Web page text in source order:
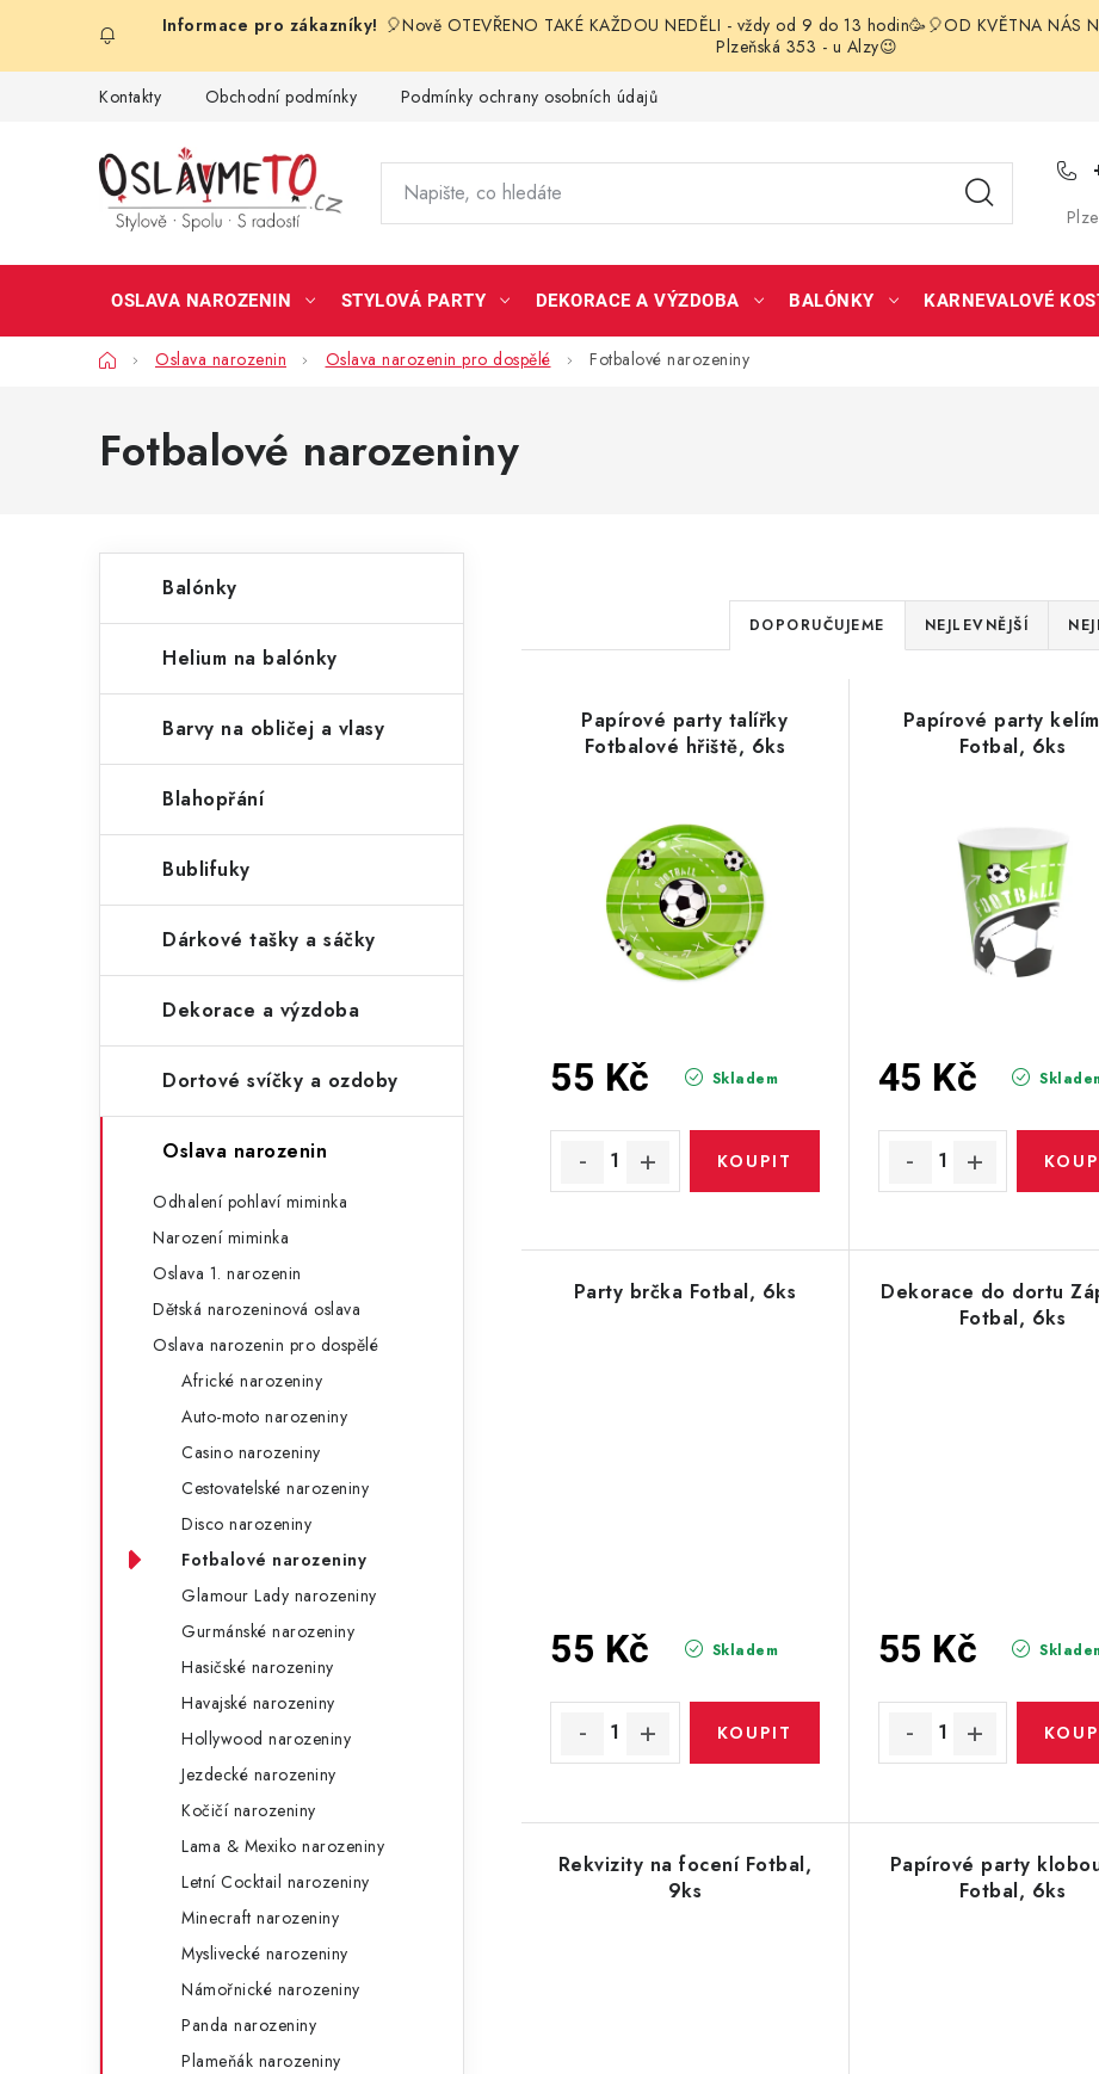
obsah
🎈Nově OTEVŘENO TAKÉ KAŽDOU NEDĚLI - vždy od 9 do 13 hodin🥳🎈OD KVĚTNA NÁS
Plzeňská 353 - u Alzy😉
Kontakty Obchodní podmínky Podmínky ochrany osobních údajů
OSLAVA NAROZENIN STYLOVÁ PARTY DEKORACE A VÝZDOBA BALÓNKY KARNEVALOVÉ
DomůOslava narozenin Oslava narozenin pro dospělé Fotbalové narozeniny
Fotbalové narozeniny
o
t
r
n
n
p
e
kategorie
a
e
o
i
Balónky
Helium na balónky
Barvy na obličej a vlasy
Blahopřání
Bublifuky
Dárkové tašky a sáčky
Dekorace a výzdoba
Dortové svíčky a ozdoby
Oslava narozenin
Odhalení pohlaví miminka
Narození miminka
Oslava 1. narozenin
Dětská narozeninová oslava
Oslava narozenin pro dospělé
Africké narozeniny
Auto-moto narozeniny
Casino narozeniny
Cestovatelské narozeniny
Disco narozeniny
Fotbalové narozeniny
Glamour Lady narozeniny
Gurmánské narozeniny
Hasičské narozeniny
Havajské narozeniny
Hollywood narozeniny
Jezdecké narozeniny
Kočičí narozeniny
Lama & Mexiko narozeniny
Letní Cocktail narozeniny
Minecraft narozeniny
Myslivecké narozeniny
Námořnické narozeniny
Panda narozeniny
Plameňák narozeniny
Ř
a
z
e
í
p
r
o
u
k
t
ů
DOPORUČUJEME NEJLEVNĚJŠÍ
ů
Papírové party talířky
Fotbalové hřiště, 6ks
Skladem
55 Kč
Papírové party
Fotbal, 6ks
45 Kč
Party brčka Fotbal, 6ks
Skladem
55 Kč
Dekorace do dortu
Fotbal, 6ks
55 Kč
Rekvizity na focení Fotbal,
9ks
Papírové party
Fotbal, 6ks